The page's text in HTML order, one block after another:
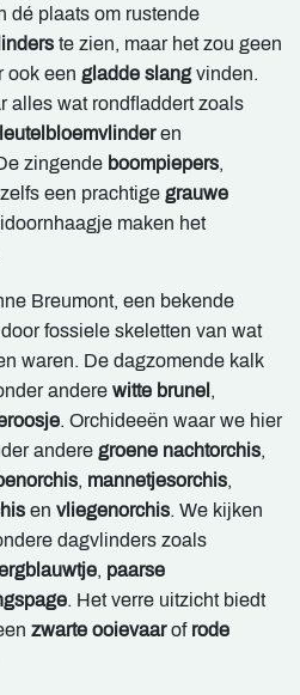
dé plaats om rustende
te zien, maar het zou geen
ook een gladde slangvinden.
alles wat rondfladdert zoals
en
zingende boompiepers,
een prachtige grauwe
maken het
Breumont, een bekende
fossiele skeletten van wat
waren. De dagzomende kalk
andere witte brunel ,
. Orchideeën waar we hier
andere groene nachtorchis,
, mannetjesorchis,
en vliegenorchis. We kijken
dagvlinders zoals
, paarse
. Het verre uitzicht biedt
zwarte ooievaarof rode